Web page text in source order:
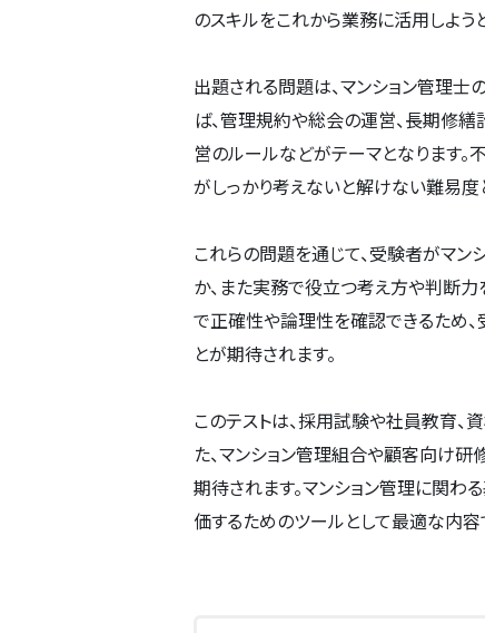
のスキルをこれから業務に活用しよう
出題される問題は、マンション管理
ば、管理規約や総会の運営、長期修
営のルールなどがテーマとなります
がしっかり考えないと解けない難易度
これらの問題を通じて、受験者がマ
か、また実務で役立つ考え方や判断力
で正確性や論理性を確認できるため
とが期待されます。
このテストは、採用試験や社員教育、
た、マンション管理組合や顧客向け
期待されます。マンション管理に関
価するためのツールとして最適な内容